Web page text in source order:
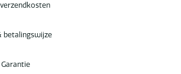
betalingswijze